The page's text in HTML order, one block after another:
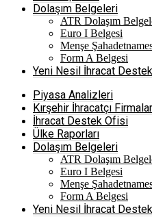
Dolaşım Belgeleri
ATR Dolaşım
Euro I Belgesi
Menşe
Form A Belgesi
Yeni Nesil İhracat
Piyasa Analizleri
Kırşehir İhracatçı
İhracat Destek Ofisi
Ülke Raporları
Dolaşım Belgeleri
ATR Dolaşım
Euro I Belgesi
Menşe
Form A Belgesi
Yeni Nesil İhracat